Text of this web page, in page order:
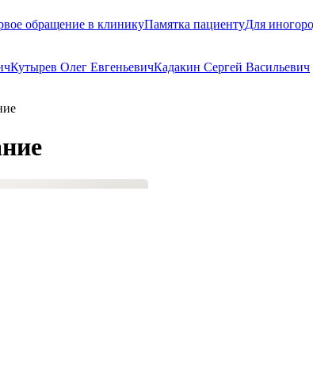
обращение в клиникуПамятка пациентуДля
Кутырев Олег ЕвгеньевичКадакин Сергей Васильевич